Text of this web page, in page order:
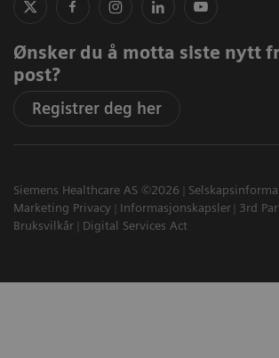
Ønsker du å motta siste nytt
post?
Registrer deg her
Siemens Healthcare AS ©2026
Marketing Privacy
Informasjonskapsler
3rd
Bruksvilkår
Digital Services Act